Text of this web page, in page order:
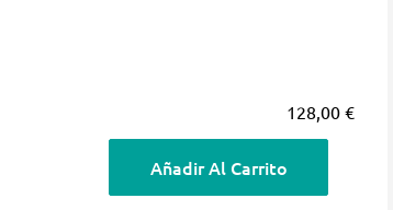
128,00 €
Añadir Al Carrito